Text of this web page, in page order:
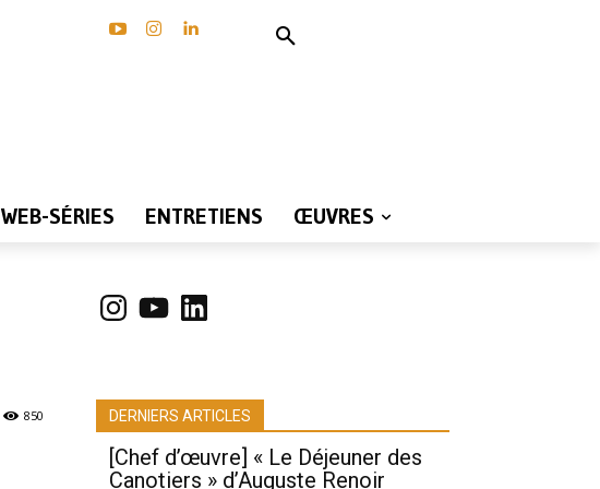
WEB-SÉRIES ENTRETIENS ŒUVRES
850
Instagram
YouTubeLinkedIn
DERNIERS ARTICLES
[Chef d’œuvre] « Le Déjeuner des
Canotiers » d’Auguste Renoir